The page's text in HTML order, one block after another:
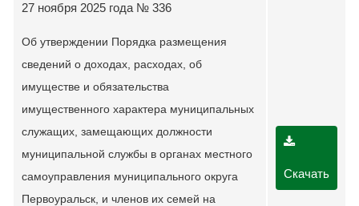
27 ноября 2025 года № 336
Об утверждении Порядка размещения
сведений о доходах, расходах, об
имуществе и обязательства
имущественного характера муниципальных
служащих, замещающих должности
муниципальной службы в органах местного
самоуправления муниципального округа
Первоуральск, и членов их семей на
Скачать